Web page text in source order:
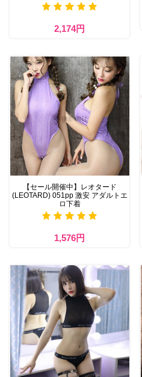
2,174円
【セール開催中】レオタード
(LEOTARD) 051pp 激安 アダルトエ
ロ下着
1,576円